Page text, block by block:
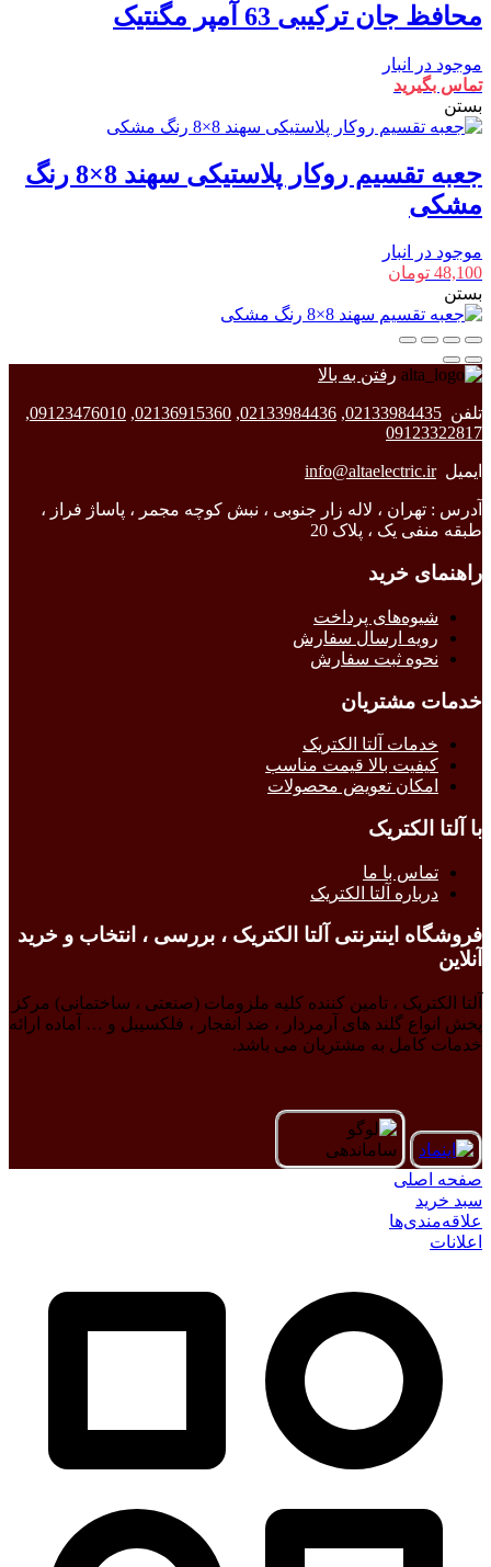
محافظ جان ترکیبی 63 آمپر مگنتیک
موجود در انبار
تماس بگیرید
بستن
جعبه تقسیم روکار پلاستیکی سهند 8×8 رنگ
مشکی
موجود در انبار
48,100 تومان
بستن
رفتن به بالا
تلفن 02133984435
,
02133984436
,
02136915360
,
09123476010
,
09123322817
ایمیلinfo@altaelectric.ir
آدرس : تهران ، لاله زار جنوبی ، نبش کوچه مجمر ، پاساژ فراز ،
طبقه منفی یک ، پلاک 20
راهنمای خرید
شیوه‌های پرداخت
رویه ارسال سفارش
نحوه ثبت سفارش
خدمات مشتریان
خدمات آلتا الکتریک
کیفیت بالا قیمت مناسب
امکان تعویض محصولات
با آلتا الکتریک
تماس با ما
درباره آلتا الکتریک
فروشگاه اینترنتی آلتا الکتریک ، بررسی ، انتخاب و خرید
آنلاین
آلتا الکتریک ، تامین کننده کلیه ملزومات (صنعتی ، ساختمانی) مرکز
پخش انواع گلند های آرمردار ، ضد انفجار ، فلکسیبل و … آماده ارائه
خدمات کامل به مشتریان می باشد.
صفحه اصلی
سبد خرید
علاقه‌مندی‌ها
اعلانات